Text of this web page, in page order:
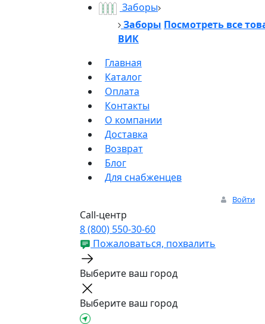
Заборы
Заборы Посмотреть все
ВИК
Главная
Каталог
Оплата
Контакты
О компании
Доставка
Возврат
Блог
Для снабженцев
Войти
Call-центр
8 (800) 550-30-60
Пожаловаться, похвалить
Выберите ваш город
Выберите ваш город